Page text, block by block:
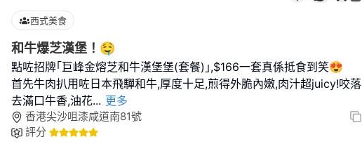
西式美食
和牛爆芝漢堡！🤤
點咗招牌｢巨峰金熔芝和牛漢堡堡(套餐)｣,$166一套真係抵食到笑😍
首先牛肉扒用咗日本飛驒和牛,厚度十足,煎得外脆內嫩,肉汁超juicy!咬落
去滿口牛香,油花... 更多
香港尖沙咀漆咸道南81號
評分